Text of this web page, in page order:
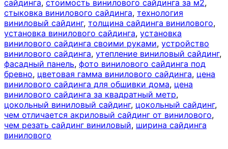
сайдинга, стоимость винилового сайдинга за м2,
стыковка винилового сайдинга, технология
виниловый сайдинг, толщина сайдинга винилового,
установка винилового сайдинга, установка
винилового сайдинга своими руками, устройство
винилового сайдинга, утепление виниловый сайдинг,
фасадный панель, фото винилового сайдинга под
бревно, цветовая гамма винилового сайдинга, цена
винилового сайдинга для обшивки дома, цена
винилового сайдинга за квадратный метр,
цокольный виниловый сайдинг, цокольный сайдинг,
чем отличается акриловый сайдинг от винилового,
чем резать сайдинг виниловый, ширина сайдинга
винилового